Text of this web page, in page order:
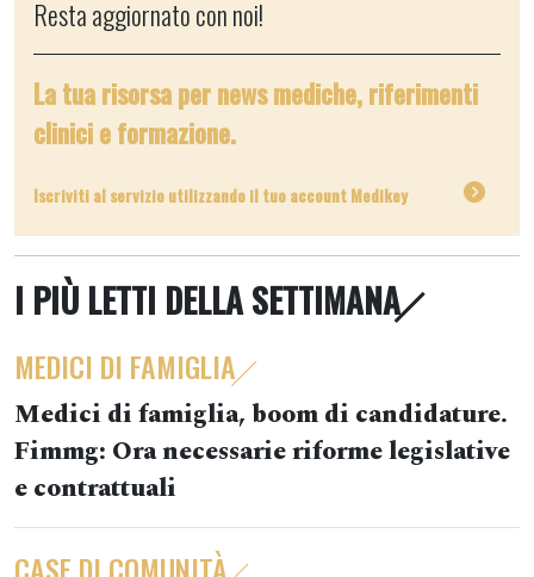
Resta aggiornato con noi!
La tua risorsa per news mediche, riferimenti
clinici e formazione.
Iscriviti al servizio utilizzando il tuo account Medikey
I PIÙ LETTI DELLA SETTIMANA
MEDICI DI FAMIGLIA
Medici di famiglia, boom di candidature.
Fimmg: Ora necessarie riforme legislative
e contrattuali